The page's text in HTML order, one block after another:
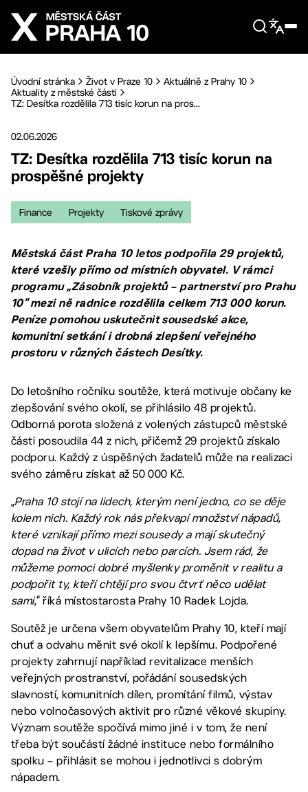
Přejít na hlavní obsah
Úvodní stránka Život v Praze 10
Aktuálně z Prahy 10
Aktuality z městské části
TZ: Desítka rozdělila 713 tisíc korun na pros...
02.06.2026
TZ: Desítka rozdělila 713 tisíc korun na
prospěšné projekty
Finance Projekty Tiskové zprávy
Městská část Praha 10 letos podpořila 29 projektů,
které vzešly přímo od místních obyvatel. V rámci
programu „Zásobník projektů – partnerství pro Prahu
10“ mezi ně radnice rozdělila celkem 713 000 korun.
Peníze pomohou uskutečnit sousedské akce,
komunitní setkání i drobná zlepšení veřejného
prostoru v různých částech Desítky.
Do letošního ročníku soutěže, která motivuje občany ke
zlepšování svého okolí, se přihlásilo 48 projektů.
Odborná porota složená z volených zástupců městské
části posoudila 44 z nich, přičemž 29 projektů získalo
podporu. Každý z úspěšných žadatelů může na realizaci
svého záměru získat až 50 000 Kč.
„Praha 10 stojí na lidech, kterým není jedno, co se děje
kolem nich. Každý rok nás překvapí množství nápadů,
které vznikají přímo mezi sousedy a mají skutečný
dopad na život v ulicích nebo parcích. Jsem rád, že
můžeme pomoci dobré myšlenky proměnit v realitu a
podpořit ty, kteří chtějí pro svou čtvrť něco udělat
sami,“ říká místostarosta Prahy 10 Radek Lojda.
Soutěž je určena všem obyvatelům Prahy 10, kteří mají
chuť a odvahu měnit své okolí k lepšímu. Podpořené
projekty zahrnují například revitalizace menších
veřejných prostranství, pořádání sousedských
slavností, komunitních dílen, promítání filmů, výstav
nebo volnočasových aktivit pro různé věkové skupiny.
Význam soutěže spočívá mimo jiné i v tom, že není
třeba být součástí žádné instituce nebo formálního
spolku – přihlásit se mohou i jednotlivci s dobrým
nápadem.